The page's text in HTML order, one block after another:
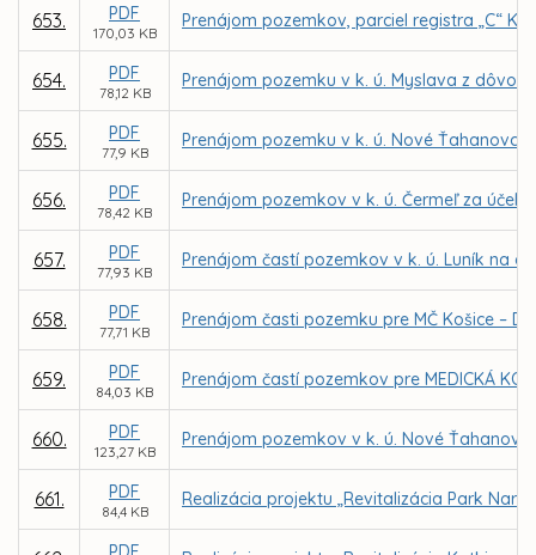
653. PDF
170,03 KB
Prenájom pozemkov, parciel registra „C“
654. PDF
78,12 KB
Prenájom pozemku v k. ú. Myslava z
655. PDF
77,9 KB
Prenájom pozemku v k. ú. Nové
656. PDF
78,42 KB
Prenájom pozemkov v k. ú. Čermeľ za
657. PDF
77,93 KB
Prenájom častí pozemkov v k. ú. Luník na
658. PDF
77,71 KB
Prenájom časti pozemku pre MČ Košice –
659. PDF
84,03 KB
Prenájom častí pozemkov pre MEDICKÁ
660. PDF
123,27 KB
Prenájom pozemkov v k. ú. Nové
661. PDF
84,4 KB
Realizácia projektu „Revitalizácia Park